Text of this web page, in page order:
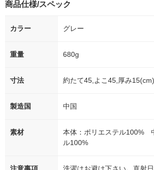
商品仕様/スペック
カラー グレー
重量 680g
寸法 約たて45,よこ45,厚み15(cm)
製造国 中国
素材
本体：ポリエステル100%
ル100%